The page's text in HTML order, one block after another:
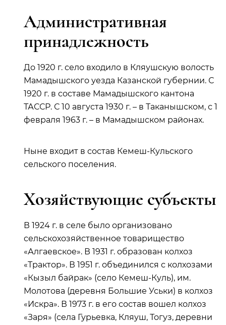
Административная
принадлежность
До 1920 г. село входило в Кляушскую волость
Мамадышского уезда Казанской губернии. С
1920 г. в составе Мамадышского кантона
ТАССР. С 10 августа 1930 г. – в Таканышском, с 1
февраля 1963 г. – в Мамадышском районах.
Ныне входит в состав Кемеш-Кульского
сельского поселения.
Хозяйствующие субъекты
В 1924 г. в селе было организовано
сельскохозяйственное товарищество
«Алгаевское». В 1931 г. образован колхоз
«Трактор». В 1951 г. объединился с колхозами
«Кызыл байрак» (село Кемеш-Куль), им.
Молотова (деревня Большие Уськи) в колхоз
«Искра». В 1973 г. в его состав вошел колхоз
«Заря» (села Гурьевка, Кляуш, Тогуз, деревни